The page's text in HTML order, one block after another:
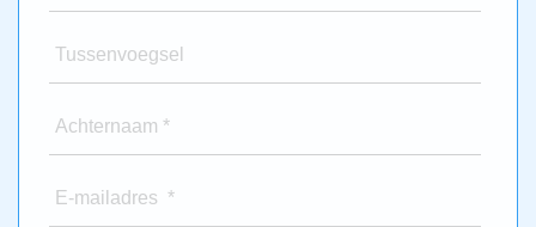
Tussenvoegsel
Achternaam *
E-mailadres *